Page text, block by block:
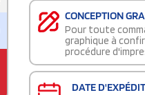
CONCEPTION
Pour toute
graphique à
procédure
DATE